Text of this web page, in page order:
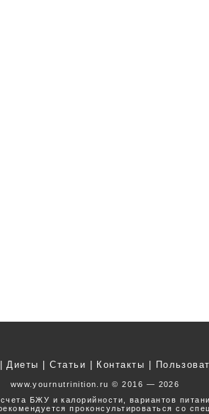
|Диеты |Статьи Контакты
www.yournutrinition.ru © 2016 — 2026
БЖУ и калорийности, вариантов
проконсультироваться со